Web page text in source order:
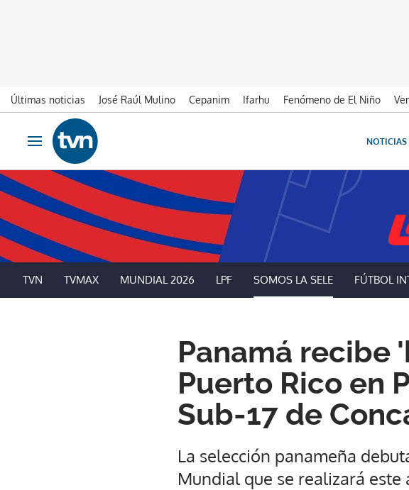
Últimas noticias José Raúl Mulino Cepanim Ifarhu Fenómeno de El Niño
Ir al contenido
Obrir navegació
NOTICIAS
TVN TVMAX MUNDIAL 2026 LPF SOMOS LA SELE FÚTBOL
Panamá recibe
Puerto Rico en
Sub-17 de
La selección panameña
Mundial que se realizará este